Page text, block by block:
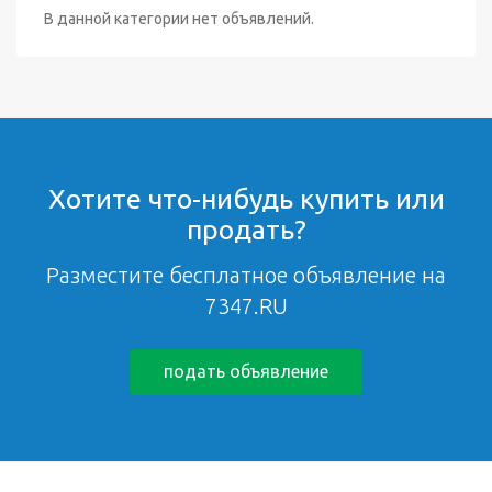
В данной категории нет объявлений.
Хотите что-нибудь купить или
продать?
Разместите бесплатное объявление на
7347.RU
подать объявление